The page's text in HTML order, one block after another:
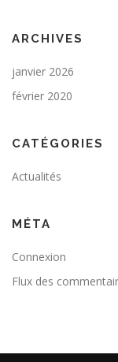
ARCHIVES
janvier 2026
février 2020
CATÉGORIES
Actualités
MÉTA
Connexion
Flux des